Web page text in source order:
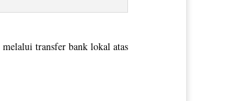
melalui transfer bank lokal atas